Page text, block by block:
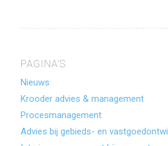
PAGINA’S
Nieuws
Krooder advies & management
Procesmanagement
Advies bij gebieds- en